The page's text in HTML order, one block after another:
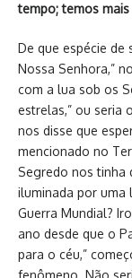
tempo; temos
De que espécie de
Nossa Senhora,”
com a lua sob os
estrelas,” ou seria
nos disse que
mencionado no
Segredo nos tinha
iluminada por uma
Guerra Mundial?
ano desde que o
para o céu,”
fenômeno. Não